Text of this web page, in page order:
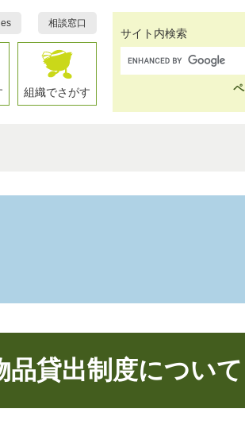
相談窓口
組織でさがす
サイト内検索
貸出制度について